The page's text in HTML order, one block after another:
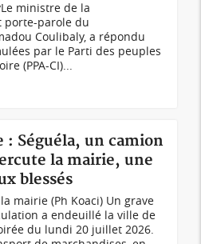
ministre de la
porte-parole du
Coulibaly, a répondu
par le Parti des peuples
(PPA-CI)...
: Séguéla, un camion
la mairie, une
blessés
mairie (Ph Koaci) Un grave
a endeuillé la ville de
du lundi 20 juillet 2026.